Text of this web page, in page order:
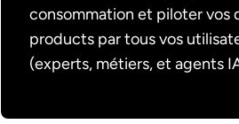
consommation et piloter vos
products par tous vos
(experts, métiers, et agents